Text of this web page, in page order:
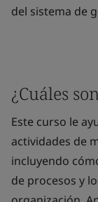
del sistema de
¿Cuáles
Este curso le
actividades de
incluyendo
de procesos y